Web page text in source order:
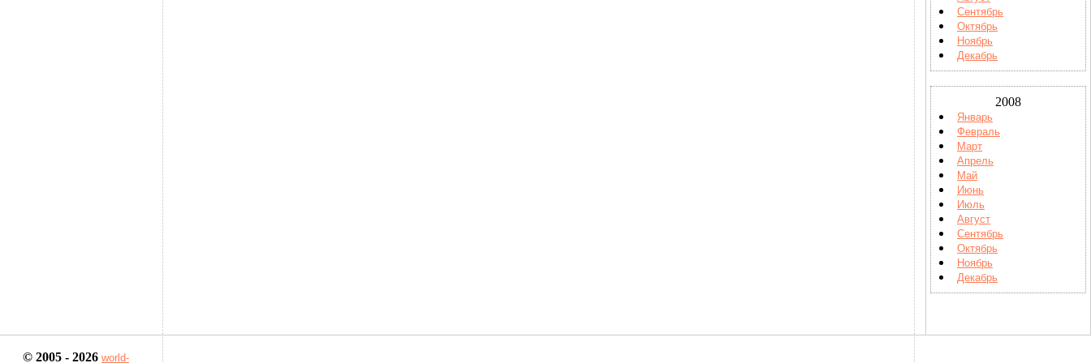
Сентябрь
Октябрь
Ноябрь
Декабрь
2008
Январь
Февраль
Март
Апрель
Май
Июнь
Июль
Август
Сентябрь
Октябрь
Ноябрь
Декабрь
© 2005 - 2026 world-